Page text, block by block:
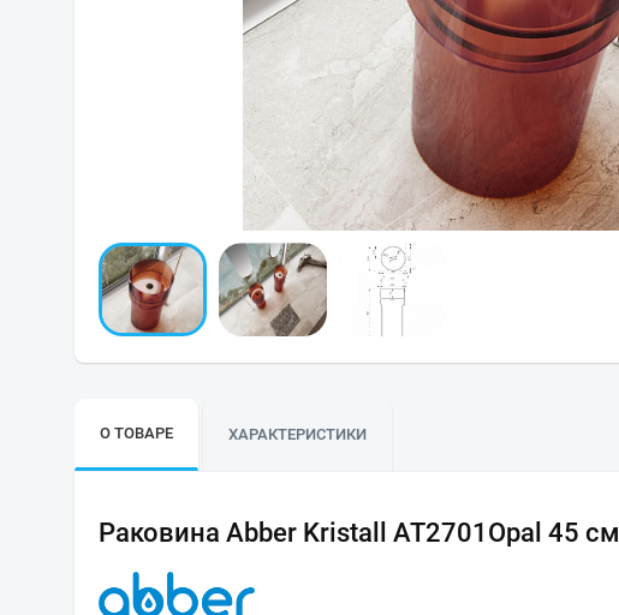
О ТОВАРЕ ХАРАКТЕРИСТИКИ
Раковина Abber Kristall AT2701Opal 45 см